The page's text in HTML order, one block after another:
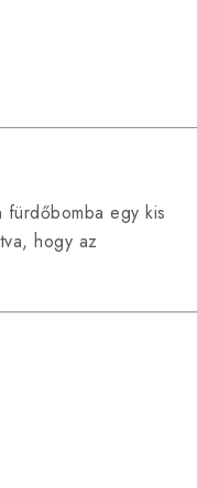
fürdőbomba egy kis
hogy az